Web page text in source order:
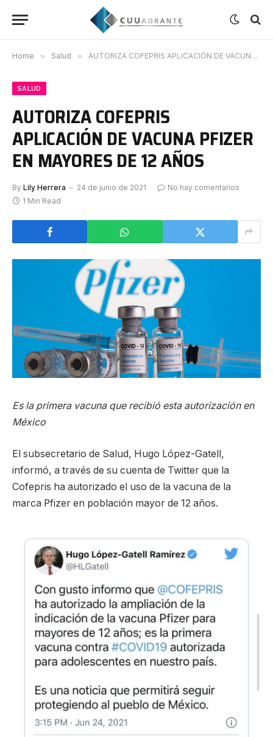
Home » Salud » AUTORIZA COFEPRIS APLICACIÓN DE VACUNA PFIZER EN MAYORES DE 12 AÑOS
SALUD
AUTORIZA COFEPRIS
APLICACIÓN DE VACUNA PFIZER
EN MAYORES DE 12 AÑOS
By Lily Herrera 24 de junio de 2021
No hay comentarios
1 Min Read
Es la primera vacuna que recibió esta autorización en
México
El subsecretario de Salud, Hugo López-Gatell,
informó, a través de su cuenta de Twitter que la
Cofepris ha autorizado el uso de la vacuna de la
marca Pfizer en población mayor de 12 años.